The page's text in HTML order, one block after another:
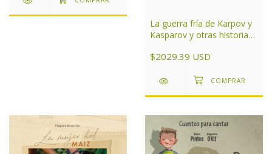
La guerra fría de Karpov y
Kasparov y otras historias
$2029.39 USD